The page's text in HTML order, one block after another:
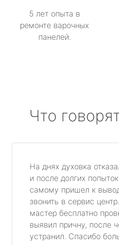
5 лет опыта в
ремонте варочных
панелей.
Что
На днях духовка
и после долгих
самому пришел к
звонить в сервис
мастер бесплатно
выявил причну, после
устранил. Спасибо